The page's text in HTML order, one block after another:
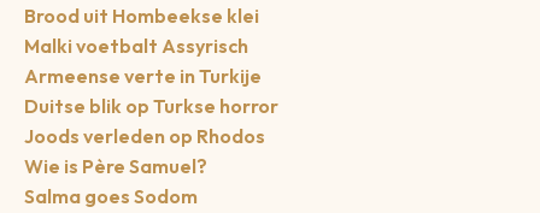
Brood uit Hombeekse klei
Malki voetbalt Assyrisch
Armeense verte in Turkije
Duitse blik op Turkse horror
Joods verleden op Rhodos
Wie is Père Samuel?
Salma goes Sodom